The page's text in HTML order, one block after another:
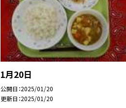
1月20日
公開日 2025/01/20
更新日 2025/01/20